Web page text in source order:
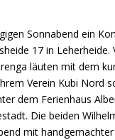
Sonnabend ein
17 in Leherheide.
läuten mit dem
Verein Kubi Nord
dem Ferienhaus
Die beiden
mit